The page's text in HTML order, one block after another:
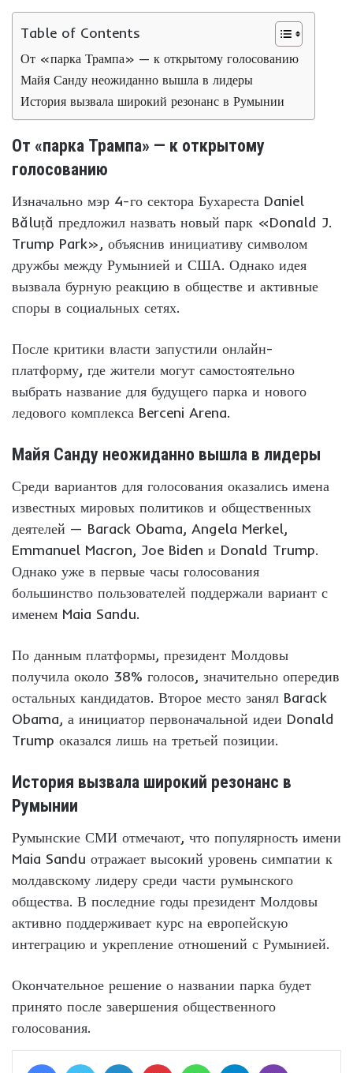
Table of Contents
От «парка Трампа» — к открытому голосованию
Майя Санду неожиданно вышла в лидеры
История вызвала широкий резонанс в Румынии
От «парка Трампа» — к открытому
голосованию
Изначально мэр 4-го сектора Бухареста Daniel
Băluță предложил назвать новый парк «Donald J.
Trump Park», объяснив инициативу символом
дружбы между Румынией и США. Однако идея
вызвала бурную реакцию в обществе и активные
споры в социальных сетях.
После критики власти запустили онлайн-
платформу, где жители могут самостоятельно
выбрать название для будущего парка и нового
ледового комплекса Berceni Arena.
Майя Санду неожиданно вышла в лидеры
Среди вариантов для голосования оказались имена
известных мировых политиков и общественных
деятелей — Barack Obama, Angela Merkel,
Emmanuel Macron, Joe Biden и Donald Trump.
Однако уже в первые часы голосования
большинство пользователей поддержали вариант с
именем Maia Sandu.
По данным платформы, президент Молдовы
получила около 38% голосов, значительно опередив
остальных кандидатов. Второе место занял Barack
Obama, а инициатор первоначальной идеи Donald
Trump оказался лишь на третьей позиции.
История вызвала широкий резонанс в
Румынии
Румынские СМИ отмечают, что популярность имени
Maia Sandu отражает высокий уровень симпатии к
молдавскому лидеру среди части румынского
общества. В последние годы президент Молдовы
активно поддерживает курс на европейскую
интеграцию и укрепление отношений с Румынией.
Окончательное решение о названии парка будет
принято после завершения общественного
голосования.
FacebookTwitter LinkedIn Pinterest WhatsAppTelegram